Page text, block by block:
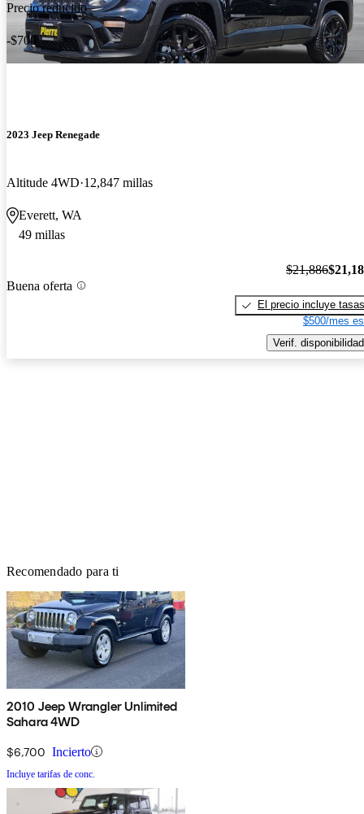
Precio reducido
-$700
2023 Jeep Renegade
Altitude 4WD 12,847 millas
Everett, WA
49 millas
Buena oferta
$21,886
El precio incluye tasas
$500/mes
Verif. disponibilidad
Recomendado para ti
2010 Jeep Wrangler Unlimited
Sahara 4WD
$6,700 Incierto
Incluye tarifas de conc.